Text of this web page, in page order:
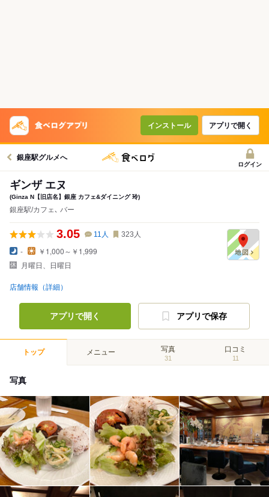
インストール アプリで開く
銀座駅グルメへ
ログイン
ギンザ エヌ
(Ginza N【旧店名】銀座 カフェ&ダイニング 玲)
銀座駅/カフェ､ バー
3.05 11 人 323 人
-
￥1,000～￥1,999
月曜日、日曜日
店舗情報（詳細）
アプリで開く アプリで保存
トップ メニュー 写真
31
口コミ
11
写真